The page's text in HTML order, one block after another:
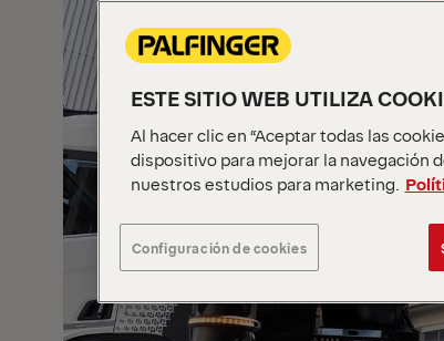
ESTE SITIO WEB UTILIZA
Al hacer clic en “Aceptar todas las
dispositivo para mejorar la navegación
nuestros estudios para marketing.
Configuración de cookies